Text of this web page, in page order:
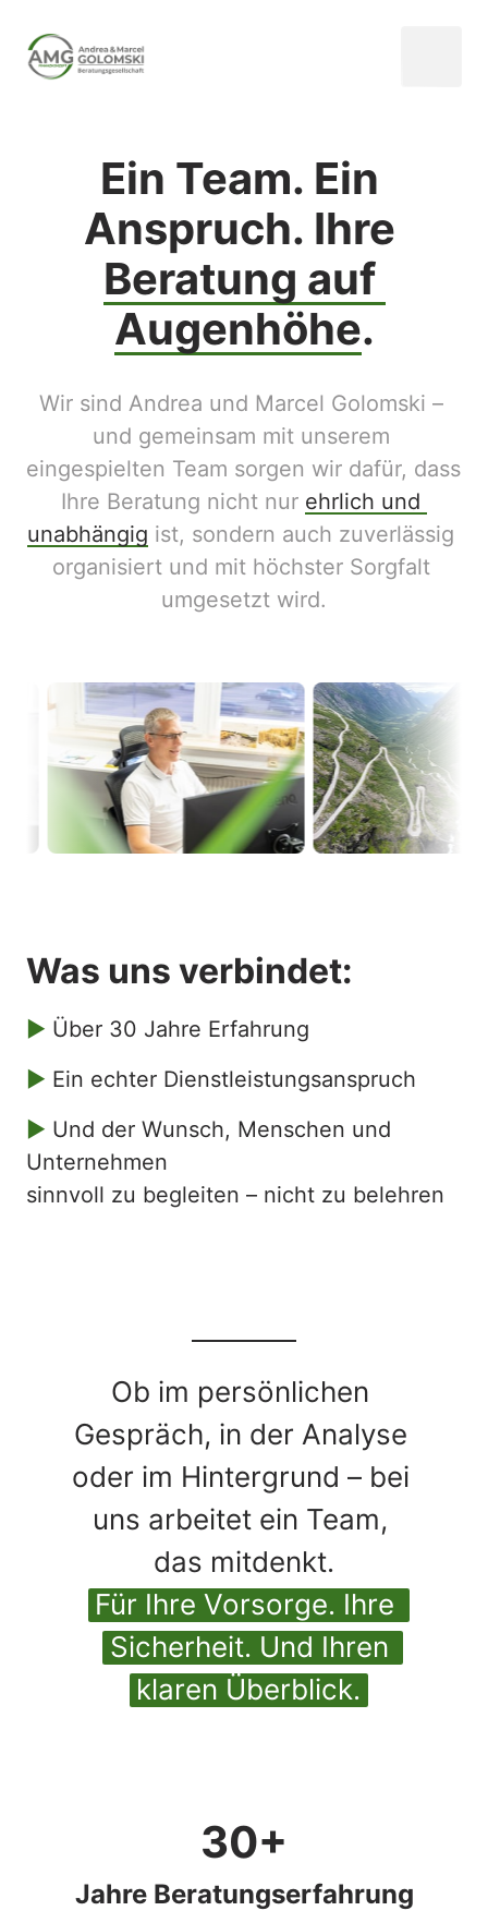
Ein Team. Ein
Beratung
auf
Augenhöhe.
Wir sind Andrea und Marcel Golomski –
und gemeinsam mit unserem
eingespielten Team sorgen wir dafür, dass
Ihre Beratung nicht nur ehrlich
unabhängig ist, sondern auch zuverlässig
organisiert und mit höchster Sorgfalt
umgesetzt wird.
Was uns verbindet:
► Über 30 Jahre Erfahrung
► Ein echter Dienstleistungsanspruch
► Und der Wunsch, Menschen und
Unternehmen
sinnvoll zu begleiten – nicht zu belehren
Ob im persönlichen
Gespräch, in der Analyse
oder im Hintergrund – bei
uns arbeitet ein Team,
Für Ihre Vorsorge.
Sicherheit. Und
klaren Überblick.
30+
Jahre Beratungserfahrung